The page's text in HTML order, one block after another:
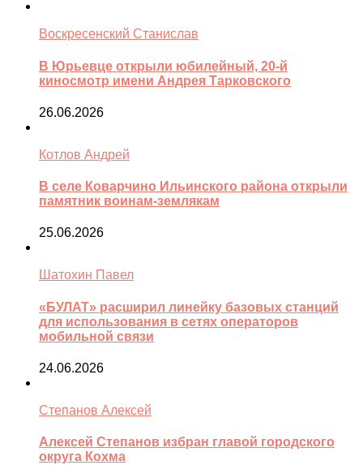
Воскресенский Станислав
В Юрьевце открыли юбилейный, 20-й
киносмотр имени Андрея Тарковского
26.06.2026
Котлов Андрей
В селе Коварчино Ильинского района открыли
памятник воинам-землякам
25.06.2026
Шатохин Павел
«БУЛАТ» расширил линейку базовых станций
для использования в сетях операторов
мобильной связи
24.06.2026
Степанов Алексей
Алексей Степанов избран главой городского
округа Кохма